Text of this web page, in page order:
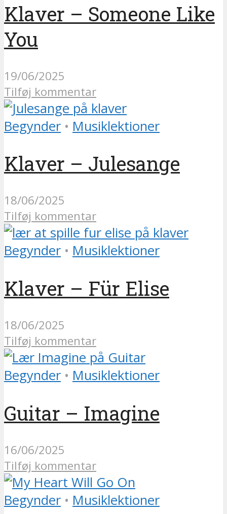
Klaver – Someone Like
You
19/06/2025
Tilføj kommentar
Begynder • Musiklektioner
Klaver – Julesange
18/06/2025
Tilføj kommentar
Begynder • Musiklektioner
Klaver – Für Elise
18/06/2025
Tilføj kommentar
Begynder • Musiklektioner
Guitar – Imagine
16/06/2025
Tilføj kommentar
Begynder • Musiklektioner